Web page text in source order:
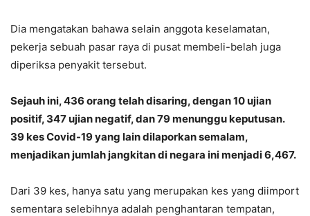
Dia mengatakan bahawa selain anggota keselamatan,
pekerja sebuah pasar raya di pusat membeli-belah juga
diperiksa penyakit tersebut.
Sejauh ini, 436 orang telah disaring, dengan 10 ujian
positif, 347 ujian negatif, dan 79 menunggu keputusan.
39 kes Covid-19 yang lain dilaporkan semalam,
menjadikan jumlah jangkitan di negara ini menjadi 6,467.
Dari 39 kes, hanya satu yang merupakan kes yang diimport
sementara selebihnya adalah penghantaran tempatan,